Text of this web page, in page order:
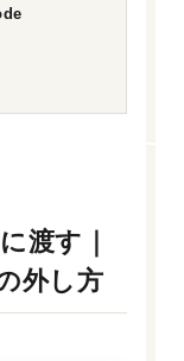
渡す｜
外し方